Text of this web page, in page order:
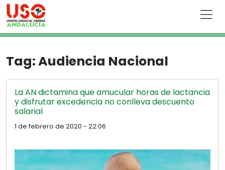
Skip to main content
Tag: Audiencia Nacional
La AN dictamina que amucular horas de lactancia
y disfrutar excedencia no conlleva descuento
salarial
1 de febrero de 2020 - 22:06